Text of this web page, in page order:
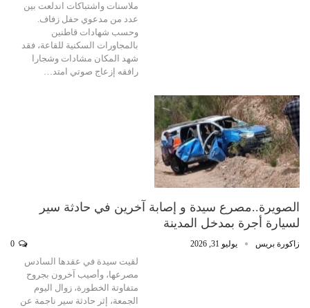
ملاسنات واشتباكات اندلعت بين
عدد من مدعوي حفل زفاف.
وحسب شهادات قاطنين
بالمجاورات السكنية للقاعة، فقد
شهد المكان مشادات وشجارا
رافقه إزعاج صوتي امتد…
الصويرة..مصرع سيدة و إصابة آخرين في حادثة سير
لسيارة أجرة بمدخل المدينة
زاكورة بريس يوليو 31, 2026
لقيت سيدة في عقدها السادس
مصرعها، وأصيب آخرون بجروح
متفاوتة الخطورة، زوال اليوم
الجمعة، إثر حادثة سير ناجمة عن